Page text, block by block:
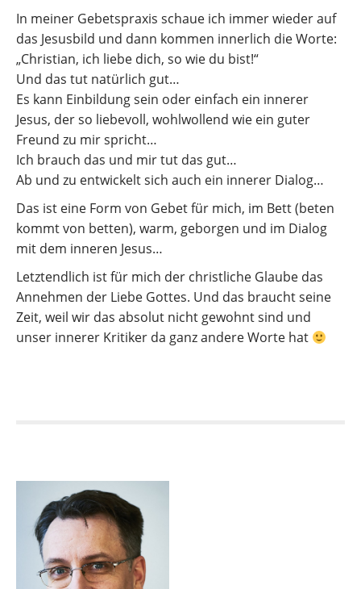
In meiner Gebetspraxis schaue ich immer wieder auf
das Jesusbild und dann kommen innerlich die Worte:
„Christian, ich liebe dich, so wie du bist!“
Und das tut natürlich gut…
Es kann Einbildung sein oder einfach ein innerer
Jesus, der so liebevoll, wohlwollend wie ein guter
Freund zu mir spricht…
Ich brauch das und mir tut das gut…
Ab und zu entwickelt sich auch ein innerer Dialog…
Das ist eine Form von Gebet für mich, im Bett (beten
kommt von betten), warm, geborgen und im Dialog
mit dem inneren Jesus…
Letztendlich ist für mich der christliche Glaube das
Annehmen der Liebe Gottes. Und das braucht seine
Zeit, weil wir das absolut nicht gewohnt sind und
unser innerer Kritiker da ganz andere Worte hat